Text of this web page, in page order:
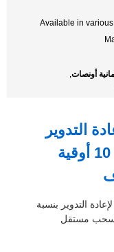
Available in
أونصات,
التدوير
بنسبة 100% 4 أوقية 8 أوقية 10 أوقية
التدوير بنسبة